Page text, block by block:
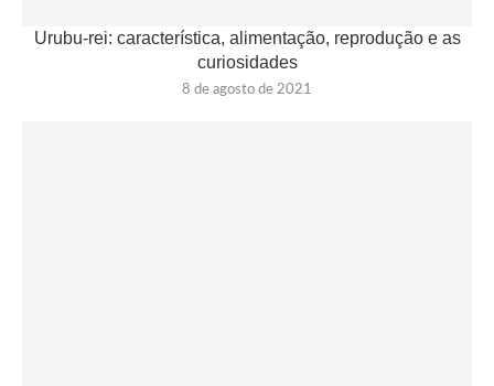
Urubu-rei: característica, alimentação, reprodução e as
curiosidades
8 de agosto de 2021